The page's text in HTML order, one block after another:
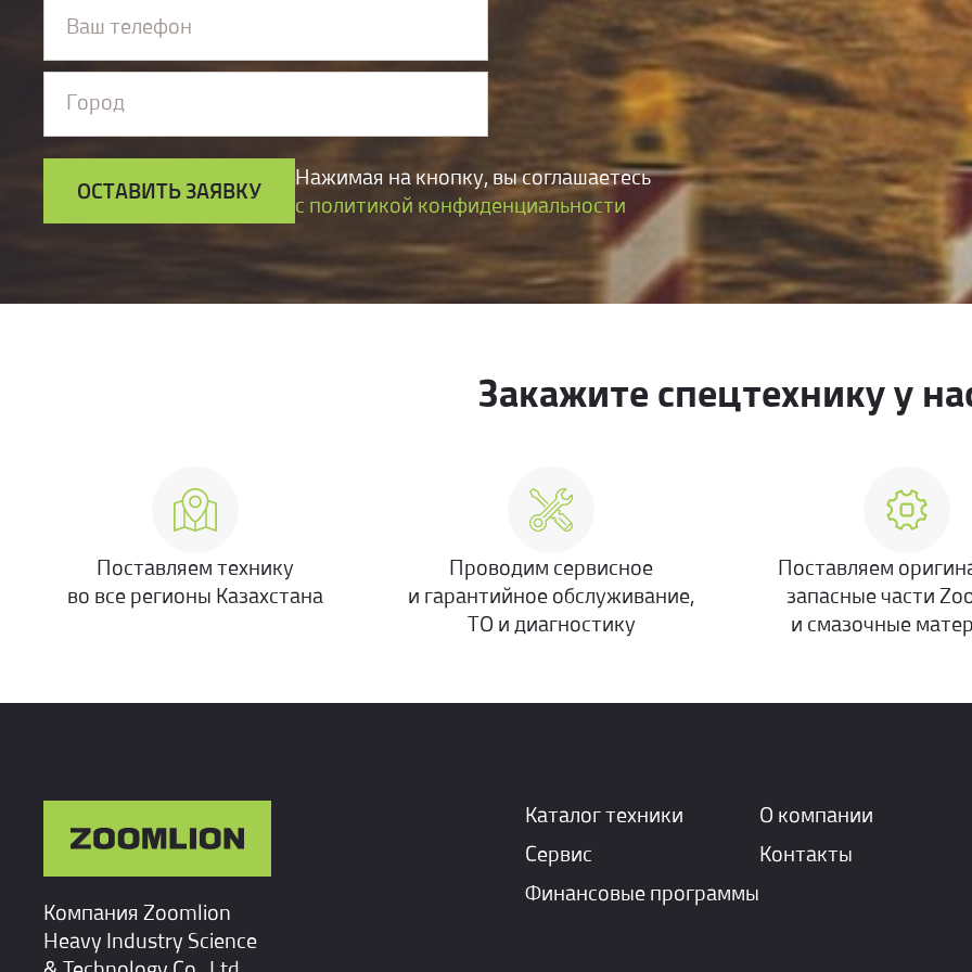
Ваш телефон
Город
ОСТАВИТЬ ЗАЯВКУ
Нажимая на кнопку, вы соглашаетесь
с политикой конфиденциальности
Закажите спецтехнику у
Поставляем технику
во все регионы Казахстана
Проводим сервисное
и гарантийное обслуживание,
ТО и диагностику
Поставляем
запасные части
и смазочные
Компания Zoomlion
Heavy Industry Science
Каталог техники
Сервис
Финансовые программы
О компании
Контакты